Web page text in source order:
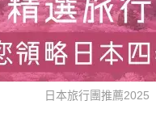
日本旅行團推薦2025